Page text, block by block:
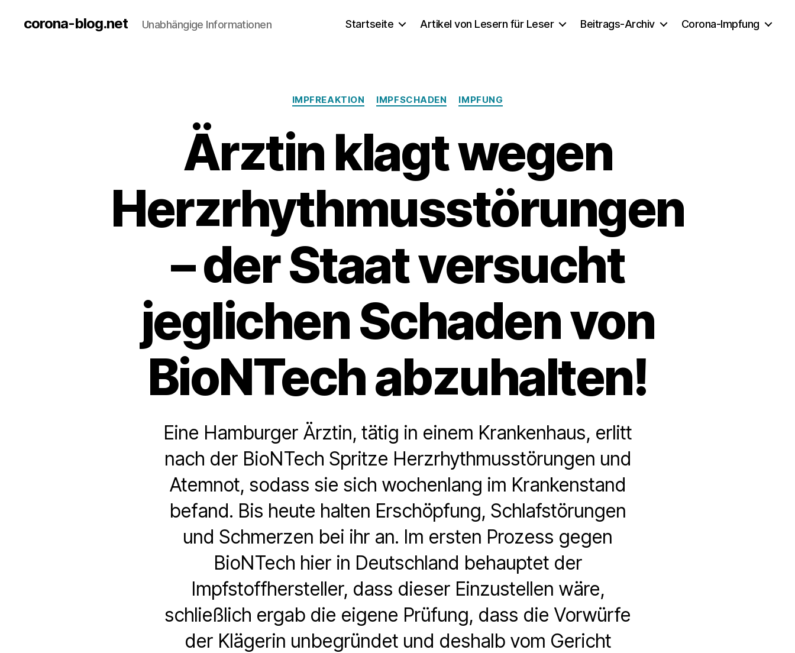
corona-blog.net Unabhängige Informationen Startseite Artikel von Lesern für Leser Beitrags-Archiv Corona-Impfung
Kategorien
IMPFREAKTION IMPFSCHADEN IMPFUNG
Ärztin klagt wegen
Herzrhythmusstörungen
– der Staat versucht
jeglichen Schaden von
BioNTech abzuhalten!
Eine Hamburger Ärztin, tätig in einem Krankenhaus, erlitt
nach der BioNTech Spritze Herzrhythmusstörungen und
Atemnot, sodass sie sich wochenlang im Krankenstand
befand. Bis heute halten Erschöpfung, Schlafstörungen
und Schmerzen bei ihr an. Im ersten Prozess gegen
BioNTech hier in Deutschland behauptet der
Impfstoffhersteller, dass dieser Einzustellen wäre,
schließlich ergab die eigene Prüfung, dass die Vorwürfe
der Klägerin unbegründet und deshalb vom Gericht